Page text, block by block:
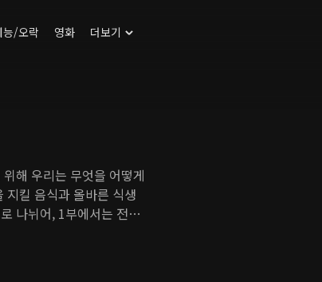
능/오락 영화 더보기
해 우리는 무엇을 어떻게
지킬 음식과 올바른 식생
나뉘어, 1부에서는 전문
습관과 음식을 소개한다.